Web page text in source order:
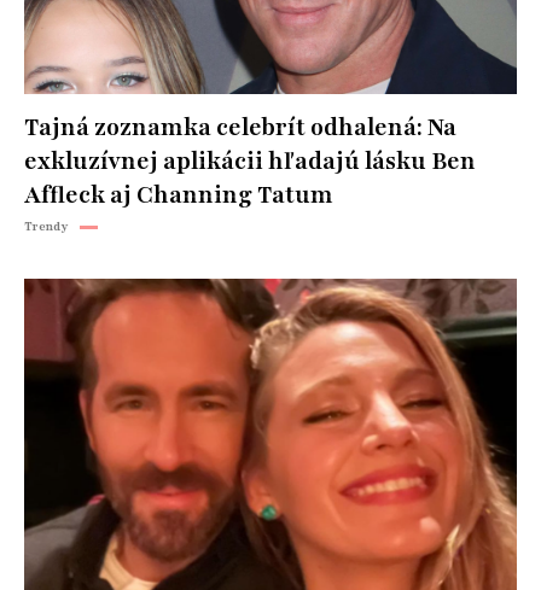
Tajná zoznamka celebrít odhalená: Na
exkluzívnej aplikácii hľadajú lásku Ben
Affleck aj Channing Tatum
Trendy